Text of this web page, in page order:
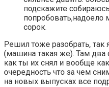
подскажите
попробовать,надоело
сорок.
Решил тоже разобрать, так
(машина такая же). Там два
как ты их снял и вообще
очередность что за чем
на новых выпусках все